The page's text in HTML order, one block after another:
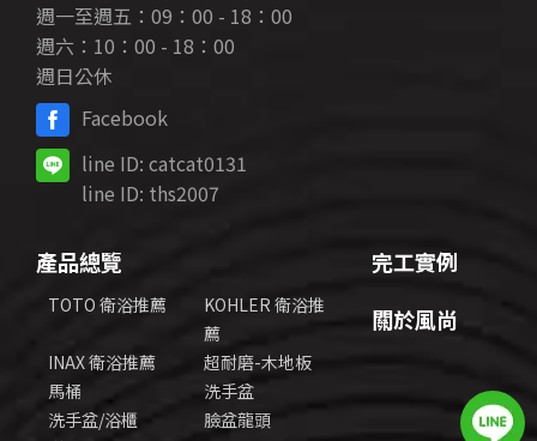
週一至週五：09：00 - 18：00
週六：10：00 - 18：00
週日公休
Facebook
line ID: catcat0131
line ID: ths2007
產品總覽
TOTO 衛浴推薦
KOHLER 衛浴推
薦
INAX 衛浴推薦
超耐磨-木地板
馬桶
洗手盆
洗手盆/浴櫃
臉盆龍頭
完工實例
關於風尚